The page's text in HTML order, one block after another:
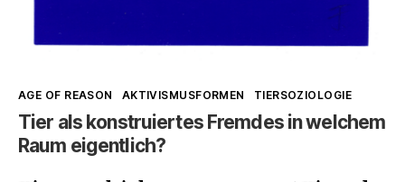
Kategorien
AGE OF REASON AKTIVISMUSFORMEN TIERSOZIOLOGIE
Tier als konstruiertes Fremdes in welchem
Raum eigentlich?